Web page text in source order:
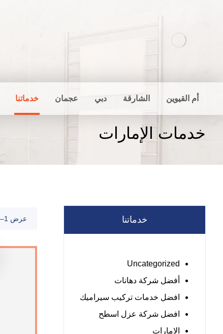
أم القيوين الشارقة دبي عجمان خدماتنا
خدمات الإمارات
عرض 1–6 من أصل 79 نتيجة خدماتنا
Uncategorized
أفضل شركة دهانات
افضل خدمات تركيب سيراميك
افضل شركة عزل اسطح
الامارات